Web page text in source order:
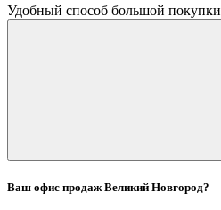
Удобный способ большой покупки
Ваш офис продажВеликий Новгород?